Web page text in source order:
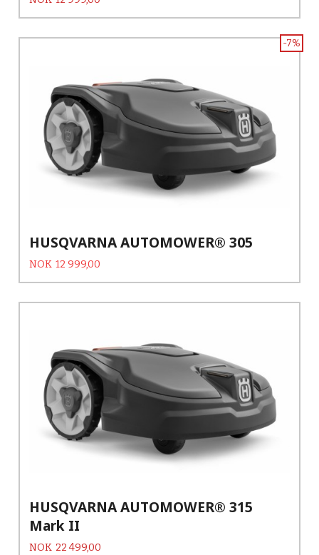
HUSQVARNA AUTOMOWER® 305
Tilbud
NOK 12 999,00Rabatt
-7%
HUSQVARNA AUTOMOWER® 315
Mark II
Pris
NOK 22 499,00